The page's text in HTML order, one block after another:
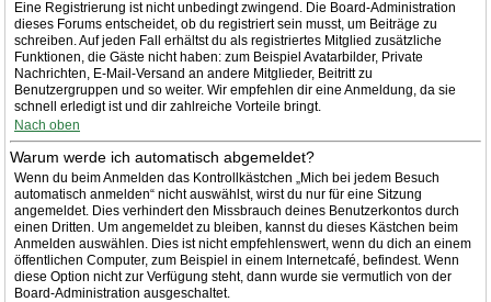
Eine Registrierung ist nicht unbedingt zwingend. Die Board-Administration
dieses Forums entscheidet, ob du registriert sein musst, um Beiträge zu
schreiben. Auf jeden Fall erhältst du als registriertes Mitglied zusätzliche
Funktionen, die Gäste nicht haben: zum Beispiel Avatarbilder, Private
Nachrichten, E-Mail-Versand an andere Mitglieder, Beitritt zu
Benutzergruppen und so weiter. Wir empfehlen dir eine Anmeldung, da sie
schnell erledigt ist und dir zahlreiche Vorteile bringt.
Nach oben
Warum werde ich automatisch abgemeldet?
Wenn du beim Anmelden das Kontrollkästchen „Mich bei jedem Besuch
automatisch anmelden“ nicht auswählst, wirst du nur für eine Sitzung
angemeldet. Dies verhindert den Missbrauch deines Benutzerkontos durch
einen Dritten. Um angemeldet zu bleiben, kannst du dieses Kästchen beim
Anmelden auswählen. Dies ist nicht empfehlenswert, wenn du dich an einem
öffentlichen Computer, zum Beispiel in einem Internetcafé, befindest. Wenn
diese Option nicht zur Verfügung steht, dann wurde sie vermutlich von der
Board-Administration ausgeschaltet.